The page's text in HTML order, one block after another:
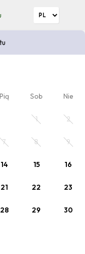
:)
Pią Sob Nie
1 2
7 8 9
14 15 16
21 22 23
28 29 30
Kod rabatowy
cenników.